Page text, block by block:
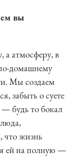
вы
а атмосферу, в
домашнему
Мы создаем
забыть о суете
будь то бокал
что жизнь
ей на полную —